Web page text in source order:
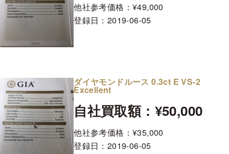
他社参考価格：¥49,000
登録日： 2019-06-05
ダイヤモンドルース 0.3ct E VS-2
Excellent
自社買取額：¥50,000
他社参考価格：¥35,000
登録日： 2019-06-05